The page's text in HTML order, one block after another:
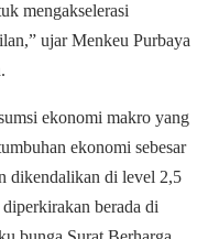
mengakselerasi
ujar Menkeu Purbaya
ekonomi makro yang
ekonomi sebesar
dikendalikan di level 2,5
berada di